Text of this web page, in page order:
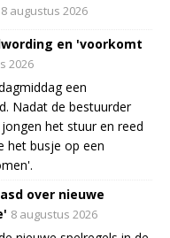
8 augustus 2026
en 'voorkomt
2026
een
Nadat de bestuurder
het stuur en reed
het busje op een
over nieuwe
8 augustus 2026